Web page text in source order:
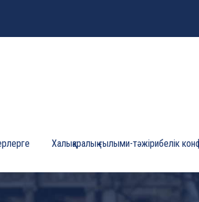
Халықаралық ғылыми-тәжірибелік